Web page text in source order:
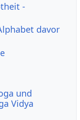
-
davor
und
Vidya